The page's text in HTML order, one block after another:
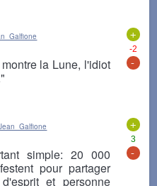
+
-2
-
la Lune, l'idiot
+
3
-
simple: 20 000
pour partager
et personne